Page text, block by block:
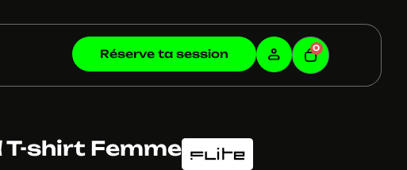
Réserve ta session 0
shirt Femme